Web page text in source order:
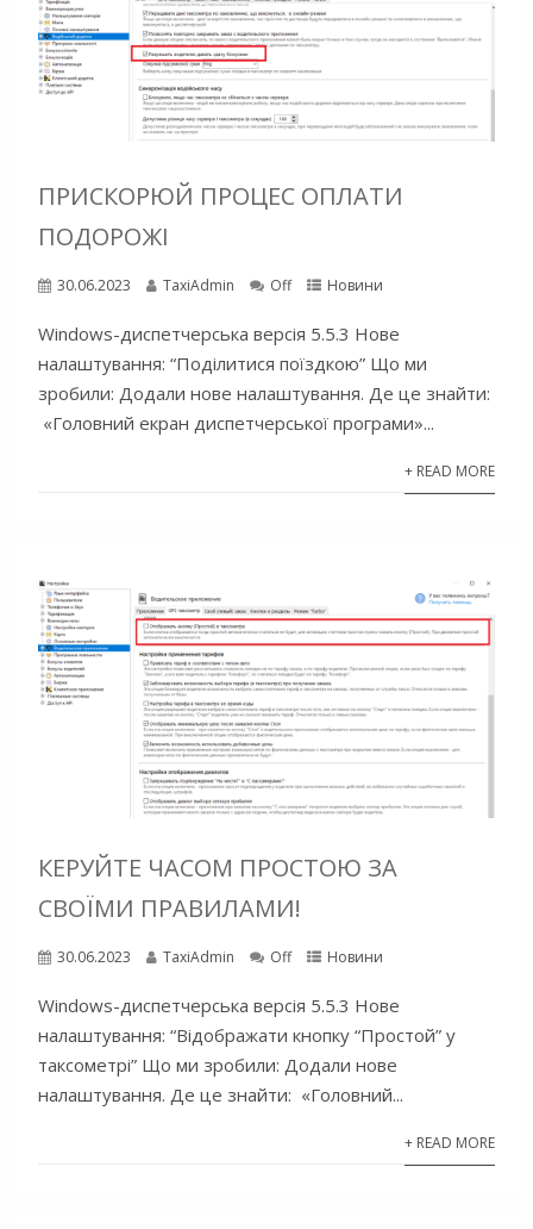
ПРИСКОРЮЙ ПРОЦЕС ОПЛАТИ
ПОДОРОЖІ
30.06.2023 TaxiAdmin Off Новини
Windows-диспетчерська версія 5.5.3 Нове
налаштування: “Поділитися поїздкою” Що ми
зробили: Додали нове налаштування. Де це знайти:
«Головний екран диспетчерської програми»...
+ READ MORE
КЕРУЙТЕ ЧАСОМ ПРОСТОЮ ЗА
СВОЇМИ ПРАВИЛАМИ!
30.06.2023 TaxiAdmin Off Новини
Windows-диспетчерська версія 5.5.3 Нове
налаштування: “Відображати кнопку “Простой” у
таксометрі” Що ми зробили: Додали нове
налаштування. Де це знайти: «Головний...
+ READ MORE